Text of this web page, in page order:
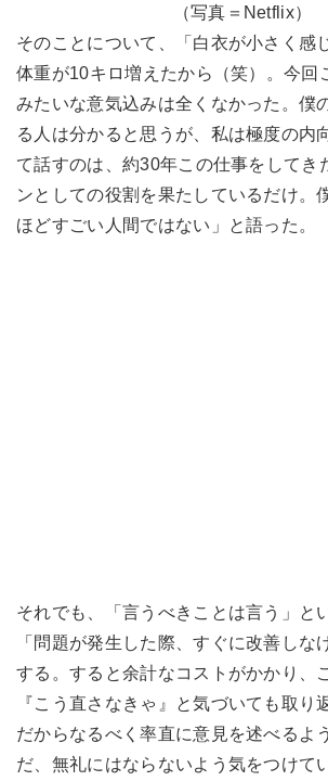
（写真＝Netflix）
そのことについて、「白衣が小さく感
体重が10キロ増えたから（笑）。今回
みたいな意気込みは全くなかった。僕
る人は分かると思うが、私は極度の内
て話すのは、約30年この仕事をしてき
ンとしての役割を果たしているだけ。
ほどすごい人間ではない」と語った。
それでも、「言うべきことは言う」と
「問題が発生した際、すぐに改善しな
する。すると余計なコストがかかり、
『こう直さなきゃ』と気づいても取り
だからなるべく率直に意見を述べるよ
だ、無礼にはならないよう気をつけて